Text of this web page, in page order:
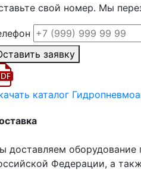
свой номер. Мы
заявку
каталог
доставляем
Федерации, а